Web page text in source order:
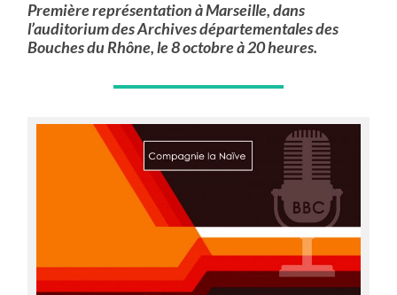
Première représentation à Marseille, dans
l’auditorium des Archives départementales des
Bouches du Rhône, le 8 octobre à 20 heures.